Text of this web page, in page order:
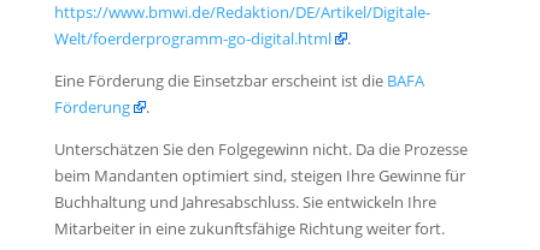
https://www.bmwi.de/Redaktion/DE/Artikel/Digitale-
Welt/foerderprogramm-go-digital.html
.
Eine Förderung die Einsetzbar erscheint ist dieBAFA
Förderung
.
Unterschätzen Sie den Folgegewinn nicht. Da die Prozesse
beim Mandanten optimiert sind, steigen Ihre Gewinne für
Buchhaltung und Jahresabschluss. Sie entwickeln Ihre
Mitarbeiter in eine zukunftsfähige Richtung weiter fort.